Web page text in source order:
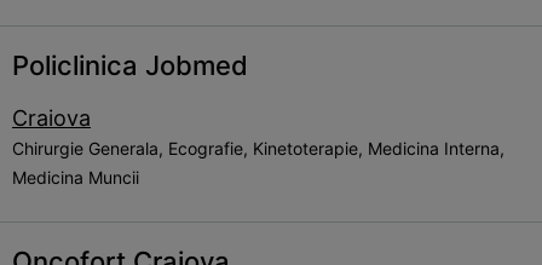
Policlinica Jobmed
Craiova
Chirurgie Generala, Ecografie, Kinetoterapie, Medicina Interna,
Medicina Muncii